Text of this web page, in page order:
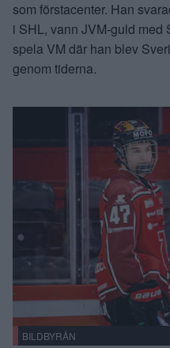
som förstacenter. Han
i SHL, vann JVM-guld med
spela VM där han blev
genom tiderna.
BILDBYRÅN